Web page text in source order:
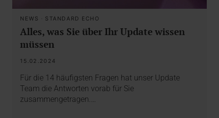
NEWS · STANDARD ECHO
Alles, was Sie über Ihr Update wissen
müssen
15.02.2024
Für die 14 häufigsten Fragen hat unser Update
Team die Antworten vorab für Sie
zusammengetragen.…